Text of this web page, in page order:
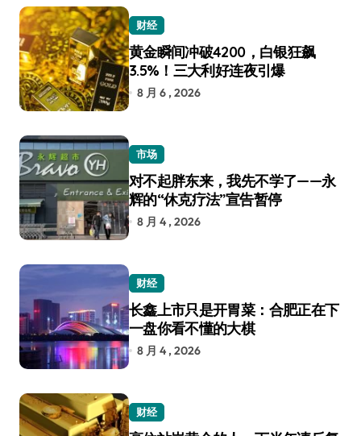
财经
黄金瞬间冲破4200，白银狂飙
3.5%！三大利好连夜引爆
8 月 6 , 2026
市场
对不起胖东来，我先不学了——永
辉的“休克疗法”宣告暂停
8 月 4 , 2026
财经
长鑫上市只是开胃菜：合肥正在下
一盘你看不懂的大棋
8 月 4 , 2026
财经